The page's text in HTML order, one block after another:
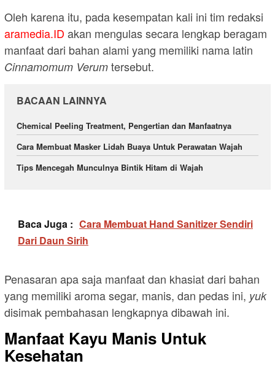
Oleh karena itu, pada kesempatan kali ini tim redaksi
aramedia.ID akan mengulas secara lengkap beragam
manfaat dari bahan alami yang memiliki nama latin
Cinnamomum Verum tersebut.
BACAAN LAINNYA
Chemical Peeling Treatment, Pengertian dan Manfaatnya
Cara Membuat Masker Lidah Buaya Untuk Perawatan Wajah
Tips Mencegah Munculnya Bintik Hitam di Wajah
Baca Juga : Cara Membuat Hand Sanitizer Sendiri
Dari Daun Sirih
Penasaran apa saja manfaat dan khasiat dari bahan
yang memiliki aroma segar, manis, dan pedas ini, yuk
disimak pembahasan lengkapnya dibawah ini.
Manfaat Kayu Manis Untuk
Kesehatan